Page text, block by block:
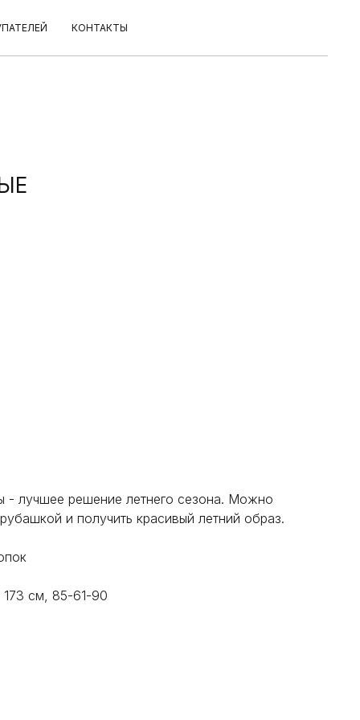
КОНТАКТЫ
- лучшее решение летнего сезона. Можно
и получить красивый летний образ.
см, 85-61-90